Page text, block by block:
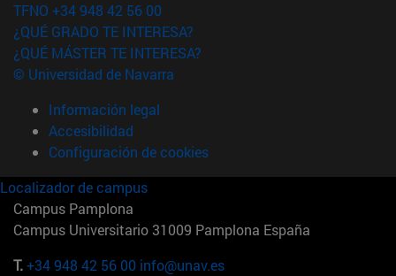
TFNO +34 948 42 56 00
¿QUÉ GRADO TE INTERESA?
¿QUÉ MÁSTER TE INTERESA?
© Universidad de Navarra
Información legal
Accesibilidad
Configuración de cookies
Localizador de campus
Campus Pamplona
Campus Universitario 31009 Pamplona España
T.+34 948 42 56 00 info@unav.es